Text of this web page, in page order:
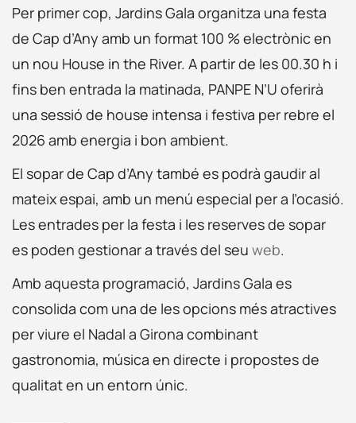
Per primer cop, Jardins Gala organitza una festa
de Cap d’Any amb un format 100 % electrònic en
un nou House in the River. A partir de les 00.30 h i
fins ben entrada la matinada, PANPE N’U oferirà
una sessió de house intensa i festiva per rebre el
2026 amb energia i bon ambient.
El sopar de Cap d’Any també es podrà gaudir al
mateix espai, amb un menú especial per a l’ocasió.
Les entrades per la festa i les reserves de sopar
es poden gestionar a través del seu web.
Amb aquesta programació, Jardins Gala es
consolida com una de les opcions més atractives
per viure el Nadal a Girona combinant
gastronomia, música en directe i propostes de
qualitat en un entorn únic.